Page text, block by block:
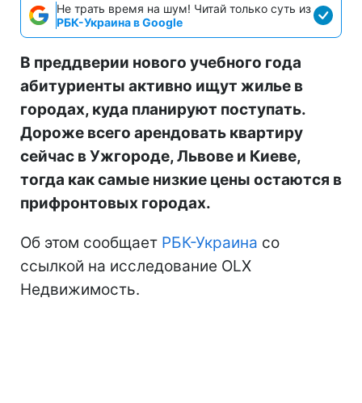
Не трать время на шум! Читай только суть из
РБК-Украина в Google
В преддверии нового учебного года
абитуриенты активно ищут жилье в
городах, куда планируют поступать.
Дороже всего арендовать квартиру
сейчас в Ужгороде, Львове и Киеве,
тогда как самые низкие цены остаются в
прифронтовых городах.
Об этом сообщает РБК-Украина со
ссылкой на исследование OLX
Недвижимость.